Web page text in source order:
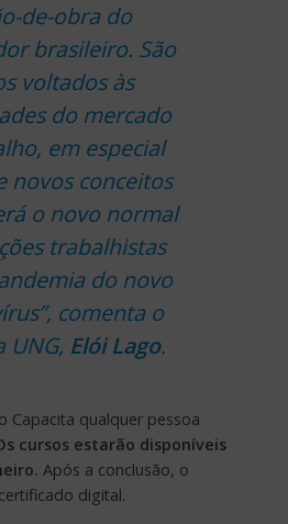
de-obra do
brasileiro. São
voltados às
do mercado
em especial
novos conceitos
o novo normal
trabalhistas
do novo
comenta o
UNG, Elói Lago.
Capacita qualquer pessoa
cursos estarão disponíveis
Após a conclusão, o
digital.